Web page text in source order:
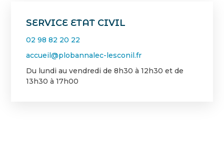
SERVICE ETAT CIVIL
02 98 82 20 22
accueil@plobannalec-lesconil.fr
Du lundi au vendredi de 8h30 à 12h30 et de
13h30 à 17h00